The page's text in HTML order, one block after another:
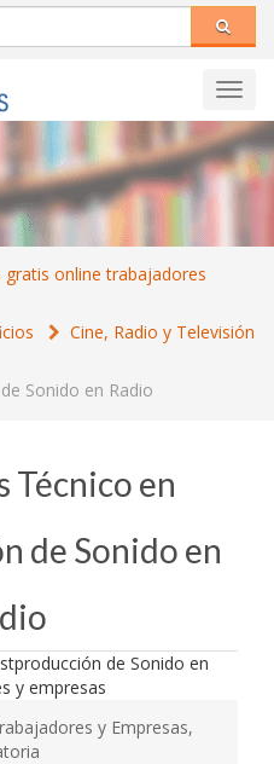
gratis online trabajadores
Cine, Radio y Televisión
Sonido en Radio
Técnico en
de Sonido en
y Empresas,